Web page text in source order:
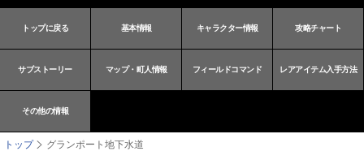
トップに戻る 基本情報 キャラクター情報 攻略チャート
サブストーリー マップ・町人情報 フィールドコマンド レアアイテム入手方法
その他の情報
トップ グランポート地下水道